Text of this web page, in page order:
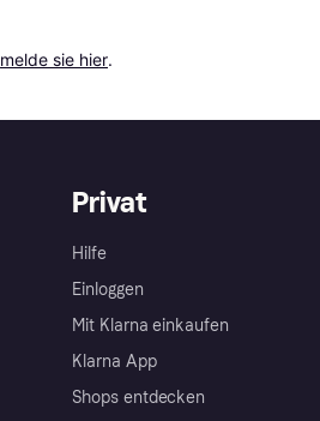
melde sie hier.
Privat
Hilfe
Einloggen
Mit Klarna einkaufen
Klarna App
Shops entdecken